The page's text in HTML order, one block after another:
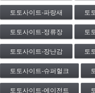
토토사이트-파랑새 토
토토사이트-정류장 토
토토사이트-장난감 토
토토사이트-슈퍼헐크
토토사이트-에이전트